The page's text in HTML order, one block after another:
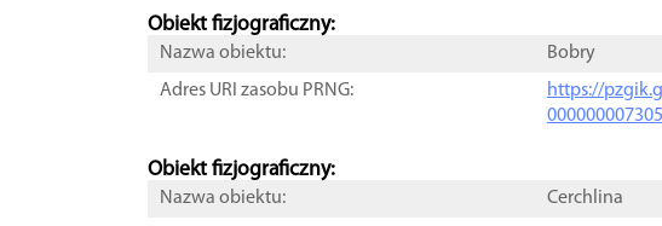
Obiekt fizjograficzny:
Nazwa obiektu:
Bobry
Adres URI zasobu PRNG:
https://
Obiekt fizjograficzny:
Nazwa obiektu: Cerchlina